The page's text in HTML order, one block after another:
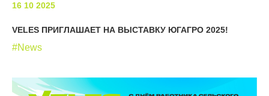
16 10 2025
VELES ПРИГЛАШАЕТ НА ВЫСТАВКУ ЮГАГРО 2025!
#News